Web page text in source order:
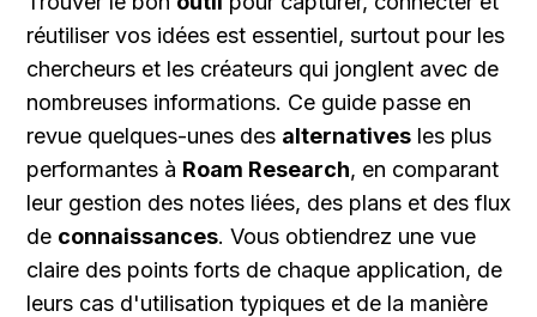
réutiliser vos idées est essentiel, surtout pour les
chercheurs et les créateurs qui jonglent avec de
nombreuses informations. Ce guide passe en
revue quelques-unes des alternatives les plus
performantes à Roam Research, en comparant
leur gestion des notes liées, des plans et des flux
de connaissances. Vous obtiendrez une vue
claire des points forts de chaque application, de
leurs cas d'utilisation typiques et de la manière